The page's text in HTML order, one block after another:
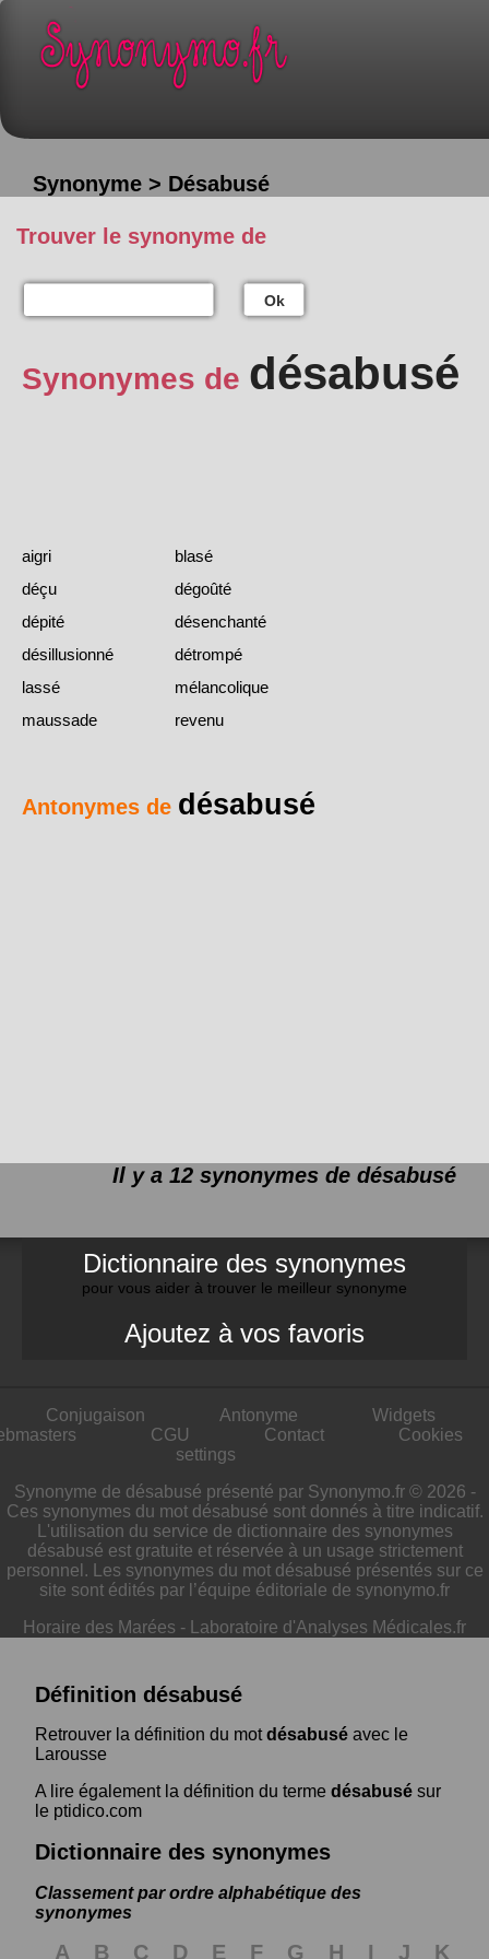
Synonyme > Désabusé
Trouver le synonyme de
Ok
Synonymes de désabusé
aigri
blasé
déçu
dégoûté
dépité
désenchanté
désillusionné
détrompé
lassé
mélancolique
maussade
revenu
Antonymes de désabusé
Il y a 12 synonymes de désabusé
Dictionnaire des synonymes
pour vous aider à trouver le meilleur synonyme
Ajoutez à vos favoris
Conjugaison Antonyme
Widgets
CGU Contact
Cookies
settings
Synonyme de désabusé présenté par Synonymo.fr © 2026 -
Ces synonymes du mot désabusé sont donnés à titre indicatif.
L'utilisation du service de dictionnaire des synonymes
désabusé est gratuite et réservée à un usage strictement
personnel. Les synonymes du mot désabusé présentés sur ce
site sont édités par l’équipe éditoriale de synonymo.fr
Horaire des Marées - Laboratoire d'Analyses Médicales.fr
Définition désabusé
Retrouver la définition du motdésabusé avec le
Larousse
A lire également la définition du terme désabusé sur
le ptidico.com
Dictionnaire des synonymes
Classement par ordre alphabétique des
synonymes
A B C D E F G H I J K